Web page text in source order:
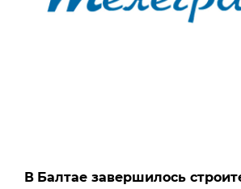
В Балтае завершилось